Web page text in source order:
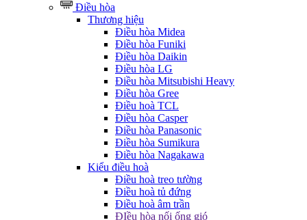
Điều hòa
Thương hiệu
Điều hòa Midea
Điều hòa Funiki
Điều hòa Daikin
Điều hòa LG
Điều hòa Mitsubishi Heavy
Điều hòa Gree
Điều hoà TCL
Điều hòa Casper
Điều hòa Panasonic
Điều hòa Sumikura
Điều hòa Nagakawa
Kiểu điều hoà
Điều hoà treo tường
Điều hoà tủ đứng
Điều hoà âm trần
ĐIều hòa nối ống gió